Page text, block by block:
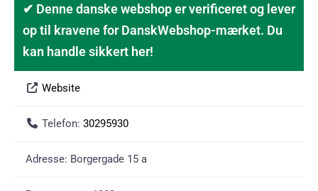
✔ Denne danske webshop er verificeret og lever
op til kravene for DanskWebshop-mærket. Du
kan handle sikkert her!
Website
Telefon: 30295930
Adresse: Borgergade 15 a